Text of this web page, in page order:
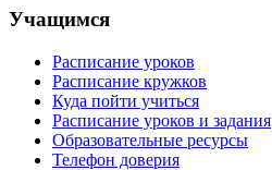
Учащимся
Расписание уроков
Расписание кружков
Куда пойти учиться
Расписание уроков и задания
Образовательные ресурсы
Телефон доверия